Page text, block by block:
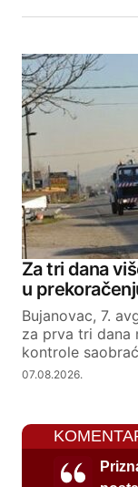
Za tri dana
u
Bujanovac, 7.
za prva tri dana
kontrole
07.08.2026.